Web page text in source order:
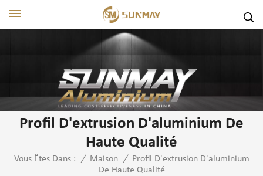
Profil D'extrusion D'aluminium De
Haute Qualité
Vous Êtes Dans : / Maison /
Profil D'extrusion D'aluminium
De Haute Qualité